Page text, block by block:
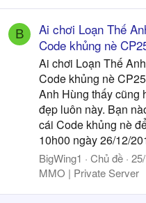
B
Ai chơi Loạn Thế
Code khủng nè
Ai chơi Loạn Thế
Code khủng nè
Anh Hùng thấy cũng
đẹp luôn này. Bạn
cái Code khủng nè
10h00 ngày 26/12/
BigWing1 Chủ đề
MMO | Private Server